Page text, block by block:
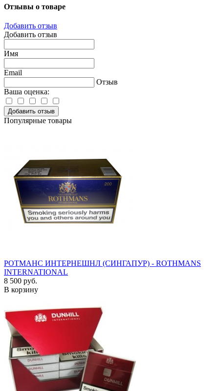
Отзывы о товаре
Добавить отзыв
Добавить отзыв
Имя
Email
Отзыв
Ваша оценка:
Добавить отзыв
Популярные товары
РОТМАНС ИНТЕРНЕШНЛ (СИНГАПУР) - ROTHMANS
INTERNATIONAL
8 500 руб.
В корзину